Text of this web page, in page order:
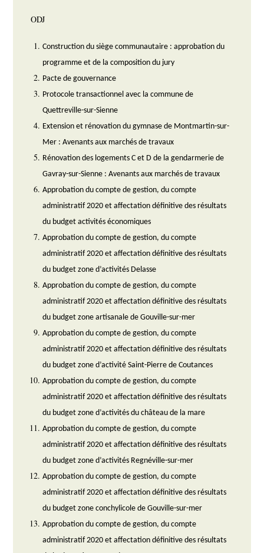
ODJ
Construction du siège communautaire : approbation du
programme et de la composition du jury
Pacte de gouvernance
Protocole transactionnel avec la commune de
Quettreville-sur-Sienne
Extension et rénovation du gymnase de Montmartin-sur-
Mer : Avenants aux marchés de travaux
Rénovation des logements C et D de la gendarmerie de
Gavray-sur-Sienne : Avenants aux marchés de travaux
Approbation du compte de gestion, du compte
administratif 2020 et affectation définitive des résultats
du budget activités économiques
Approbation du compte de gestion, du compte
administratif 2020 et affectation définitive des résultats
du budget zone d’activités Delasse
Approbation du compte de gestion, du compte
administratif 2020 et affectation définitive des résultats
du budget zone artisanale de Gouville-sur-mer
Approbation du compte de gestion, du compte
administratif 2020 et affectation définitive des résultats
du budget zone d’activité Saint-Pierre de Coutances
Approbation du compte de gestion, du compte
administratif 2020 et affectation définitive des résultats
du budget zone d’activités du château de la mare
Approbation du compte de gestion, du compte
administratif 2020 et affectation définitive des résultats
du budget zone d’activités Regnéville-sur-mer
Approbation du compte de gestion, du compte
administratif 2020 et affectation définitive des résultats
du budget zone conchylicole de Gouville-sur-mer
Approbation du compte de gestion, du compte
administratif 2020 et affectation définitive des résultats